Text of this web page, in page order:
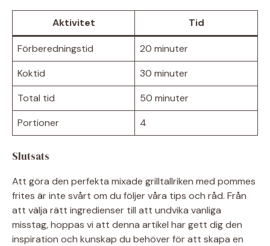
Aktivitet Tid
Förberedningstid
20 minuter
Koktid
30 minuter
Total tid
50 minuter
Portioner
4
Slutsats
Att göra den perfekta mixade grilltallriken med pommes
frites är inte svårt om du följer våra tips och råd. Från
att välja rätt ingredienser till att undvika vanliga
misstag, hoppas vi att denna artikel har gett dig den
inspiration och kunskap du behöver för att skapa en